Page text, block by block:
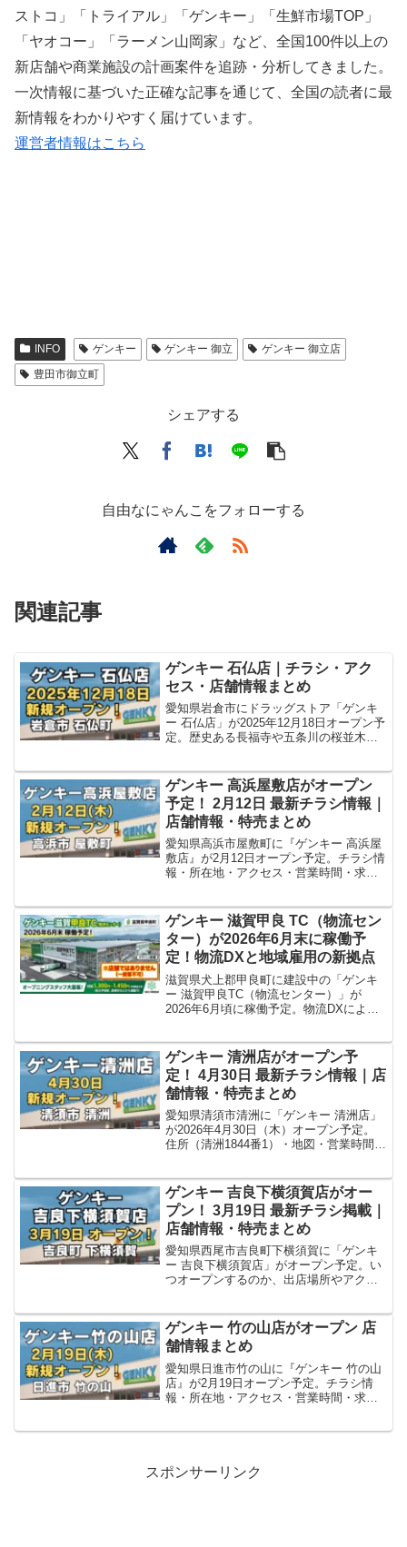
ストコ」「トライアル」「ゲンキー」「生鮮市場TOP」
「ヤオコー」「ラーメン山岡家」など、全国100件以上の
新店舗や商業施設の計画案件を追跡・分析してきました。
一次情報に基づいた正確な記事を通じて、全国の読者に最
新情報をわかりやすく届けています。
運営者情報はこちら
INFO ゲンキー ゲンキー 御立
ゲンキー 御立店
豊田市御立町
シェアする
自由なにゃんこをフォローする
関連記事
ゲンキー 石仏店｜チラシ・アク
セス・店舗情報まとめ
愛知県岩倉市にドラッグストア「ゲンキ
ー 石仏店」が2025年12月18日オープン予
定。歴史ある長福寺や五条川の桜並木が
かりやすく紹介します。
ゲンキー 高浜屋敷店がオープン
予定！ 2月12日 最新チラシ情報｜
店舗情報・特売まとめ
愛知県高浜市屋敷町に『ゲンキー 高浜屋
敷店』が2月12日オープン予定。チラシ情
報・所在地・アクセス・営業時間・求人
ゲンキー 滋賀甲良 TC（物流セン
ター）が2026年6月末に稼働予
定！物流DXと地域雇用の新拠点
滋賀県犬上郡甲良町に建設中の「ゲンキ
ー 滋賀甲良TC（物流センター）」が
2026年6月頃に稼働予定。物流DXによる
しく解説します。
ゲンキー 清洲店がオープン予
定！ 4月30日 最新チラシ情報｜店
舗情報・特売まとめ
愛知県清須市清洲に「ゲンキー 清洲店」
が2026年4月30日（木）オープン予定。
住所（清洲1844番1）・地図・営業時間
す。
ゲンキー 吉良下横須賀店がオー
プン！ 3月19日 最新チラシ掲載｜
店舗情報・特売まとめ
愛知県西尾市吉良町下横須賀に「ゲンキ
ー 吉良下横須賀店」がオープン予定。い
つオープンするのか、出店場所やアクセ
スでまとめています。
ゲンキー 竹の山店がオープン 店
舗情報まとめ
愛知県日進市竹の山に『ゲンキー 竹の山
店』が2月19日オープン予定。チラシ情
報・所在地・アクセス・営業時間・求人
スポンサーリンク